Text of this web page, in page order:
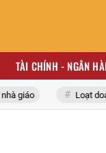
TÀI CHÍNH - NGÂN
Loạt doanh